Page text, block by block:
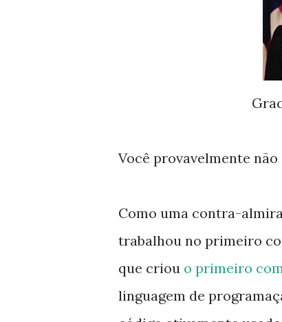
Você provavelmente
Como uma contra-
trabalhou no primeiro
que criou o primeiro
linguagem de